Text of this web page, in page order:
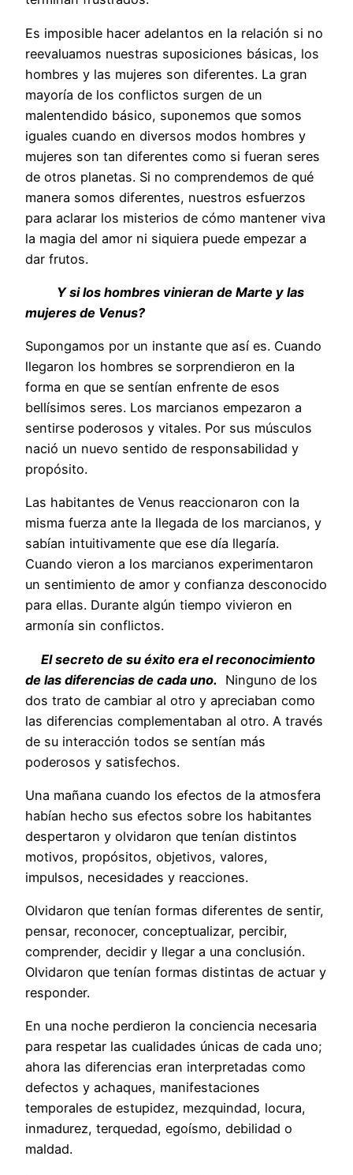
Es imposible hacer adelantos en la relación si no
reevaluamos nuestras suposiciones básicas, los
hombres y las mujeres son diferentes. La gran
mayoría de los conflictos surgen de un
malentendido básico, suponemos que somos
iguales cuando en diversos modos hombres y
mujeres son tan diferentes como si fueran seres
de otros planetas. Si no comprendemos de qué
manera somos diferentes, nuestros esfuerzos
para aclarar los misterios de cómo mantener viva
la magia del amor ni siquiera puede empezar a
dar frutos.
Y si los hombres vinieran de Marte y las
mujeres de Venus?
Supongamos por un instante que así es. Cuando
llegaron los hombres se sorprendieron en la
forma en que se sentían enfrente de esos
bellísimos seres. Los marcianos empezaron a
sentirse poderosos y vitales. Por sus músculos
nació un nuevo sentido de responsabilidad y
propósito.
Las habitantes de Venus reaccionaron con la
misma fuerza ante la llegada de los marcianos, y
sabían intuitivamente que ese día llegaría.
Cuando vieron a los marcianos experimentaron
un sentimiento de amor y confianza desconocido
para ellas. Durante algún tiempo vivieron en
armonía sin conflictos.
El secreto de su éxito era el reconocimiento
de las diferencias de cada uno. Ninguno de los
dos trato de cambiar al otro y apreciaban como
las diferencias complementaban al otro. A través
de su interacción todos se sentían más
poderosos y satisfechos.
Una mañana cuando los efectos de la atmosfera
habían hecho sus efectos sobre los habitantes
despertaron y olvidaron que tenían distintos
motivos, propósitos, objetivos, valores,
impulsos, necesidades y reacciones.
Olvidaron que tenían formas diferentes de sentir,
pensar, reconocer, conceptualizar, percibir,
comprender, decidir y llegar a una conclusión.
Olvidaron que tenían formas distintas de actuar y
responder.
En una noche perdieron la conciencia necesaria
para respetar las cualidades únicas de cada uno;
ahora las diferencias eran interpretadas como
defectos y achaques, manifestaciones
temporales de estupidez, mezquindad, locura,
inmadurez, terquedad, egoísmo, debilidad o
maldad.